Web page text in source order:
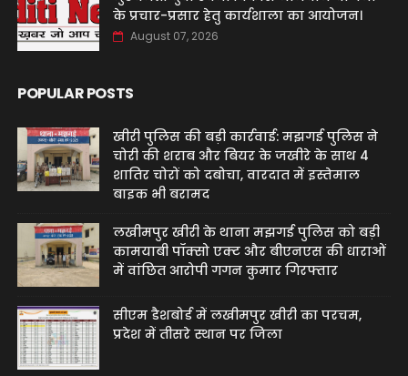
के प्रचार-प्रसार हेतु कार्यशाला का आयोजन।
August 07, 2026
POPULAR POSTS
खीरी पुलिस की बड़ी कार्रवाई: मझगई पुलिस ने
चोरी की शराब और बियर के जखीरे के साथ 4
शातिर चोरों को दबोचा, वारदात में इस्तेमाल
बाइक भी बरामद
लखीमपुर खीरी के थाना मझगई पुलिस को बड़ी
कामयाबी पॉक्सो एक्ट और बीएनएस की धाराओं
में वांछित आरोपी गगन कुमार गिरफ्तार
सीएम डैशबोर्ड में लखीमपुर खीरी का परचम,
प्रदेश में तीसरे स्थान पर जिला